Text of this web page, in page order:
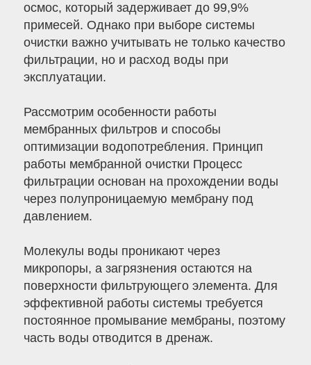
осмос, который задерживает до 99,9%
примесей. Однако при выборе системы
очистки важно учитывать не только качество
фильтрации, но и расход воды при
эксплуатации.
Рассмотрим особенности работы
мембранных фильтров и способы
оптимизации водопотребления. Принцип
работы мембранной очистки Процесс
фильтрации основан на прохождении воды
через полупроницаемую мембрану под
давлением.
Молекулы воды проникают через
микропоры, а загрязнения остаются на
поверхности фильтрующего элемента. Для
эффективной работы системы требуется
постоянное промывание мембраны, поэтому
часть воды отводится в дренаж.